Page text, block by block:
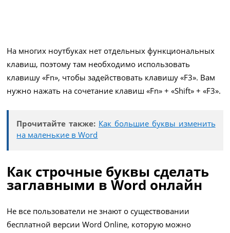
На многих ноутбуках нет отдельных функциональных
клавиш, поэтому там необходимо использовать
клавишу «Fn», чтобы задействовать клавишу «F3». Вам
нужно нажать на сочетание клавиш «Fn» + «Shift» + «F3».
Прочитайте также: Как большие буквы изменить
на маленькие в Word
Как строчные буквы сделать
заглавными в Word онлайн
Не все пользователи не знают о существовании
бесплатной версии Word Online, которую можно